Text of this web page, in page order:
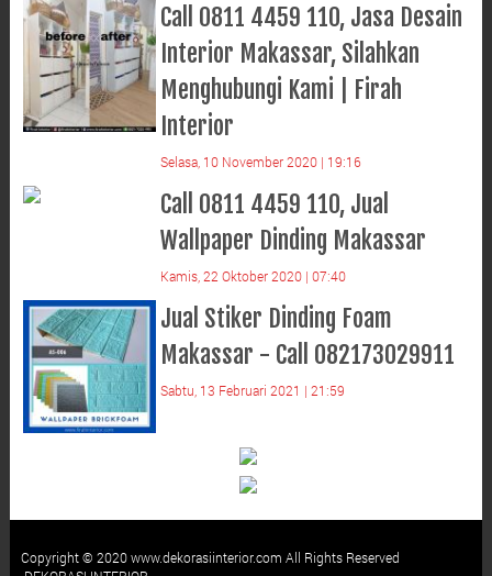
Call 0811 4459 110, Jasa Desain
Interior Makassar, Silahkan
Menghubungi Kami | Firah
Interior
Selasa, 10 November 2020 | 19:16
Call 0811 4459 110, Jual
Wallpaper Dinding Makassar
Kamis, 22 Oktober 2020 | 07:40
Jual Stiker Dinding Foam
Makassar - Call 082173029911
Sabtu, 13 Februari 2021 | 21:59
Copyright © 2020www.dekorasiinterior.com All Rights Reserved